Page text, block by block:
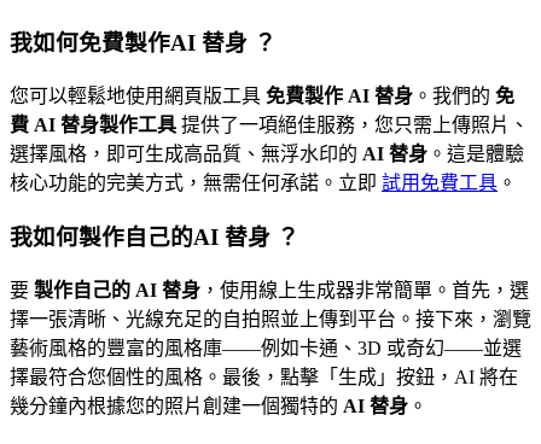
我如何免費製作AI 替身 ？
您可以輕鬆地使用網頁版工具 免費製作 AI 替身 。我們的 免
費 AI 替身製作工具 提供了一項絕佳服務，您只需上傳照片、
選擇風格，即可生成高品質、無浮水印的 AI 替身 。這是體驗
核心功能的完美方式，無需任何承諾。立即 試用免費工具 。
我如何製作自己的AI 替身 ？
要 製作自己的 AI 替身 ，使用線上生成器非常簡單。首先，選
擇一張清晰、光線充足的自拍照並上傳到平台。接下來，瀏覽
藝術風格的豐富的風格庫——例如卡通、3D 或奇幻——並選
擇最符合您個性的風格。最後，點擊「生成」按鈕，AI 將在
幾分鐘內根據您的照片創建一個獨特的 AI 替身 。